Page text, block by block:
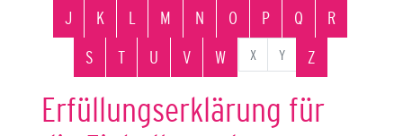
J
K L M N O P Q
R
S
T U V W X Y Z
Erfüllungserklärung für